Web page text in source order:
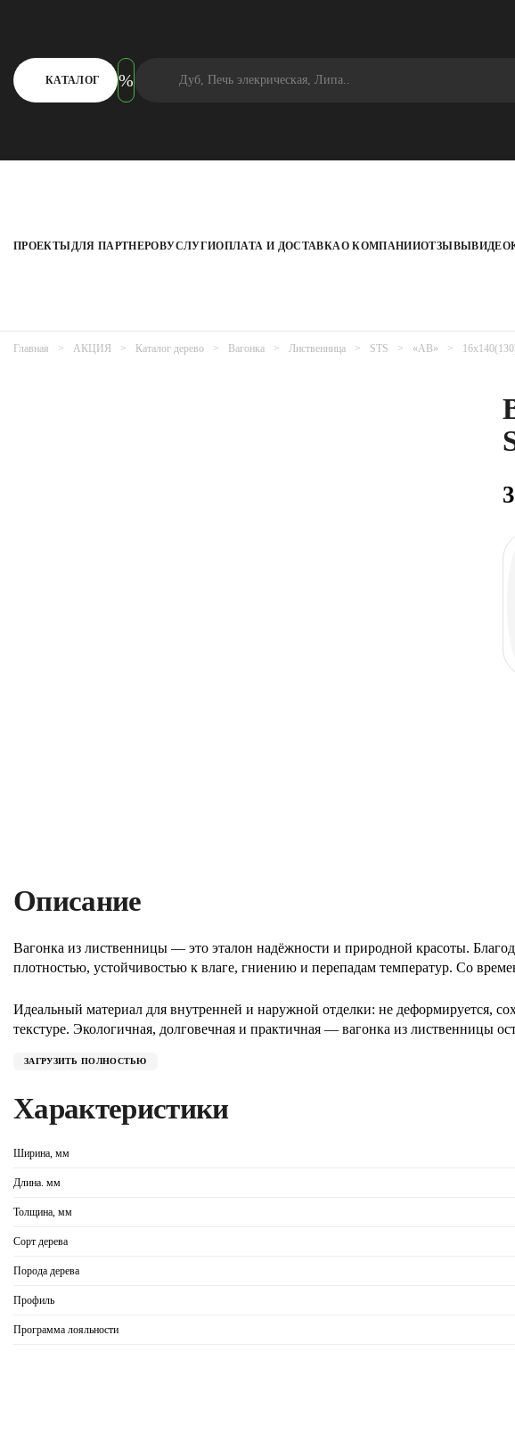
КАТАЛОГ
ПРОЕКТЫДЛЯ ПАРТНЕРОВУСЛУГИОПЛАТА И ДОСТАВКАО КОМПАНИИОТЗЫВЫВИДЕО
Главная АКЦИЯ Каталог дерево Вагонка Лиственница STS «АВ»
Описание
Вагонка из лиственницы — это эталон надёжности и природной красоты.
плотностью, устойчивостью к влаге, гниению и перепадам температур. Со
Идеальный материал для внутренней и наружной отделки: не деформируется,
текстуре. Экологичная, долговечная и практичная — вагонка из лиственницы
ЗАГРУЗИТЬ ПОЛНОСТЬЮ
Характеристики
Ширина, мм
Длина. мм
Толщина, мм
Сорт дерева
Порода дерева
Профиль
Программа лояльности